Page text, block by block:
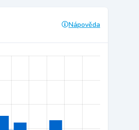
Nápověda